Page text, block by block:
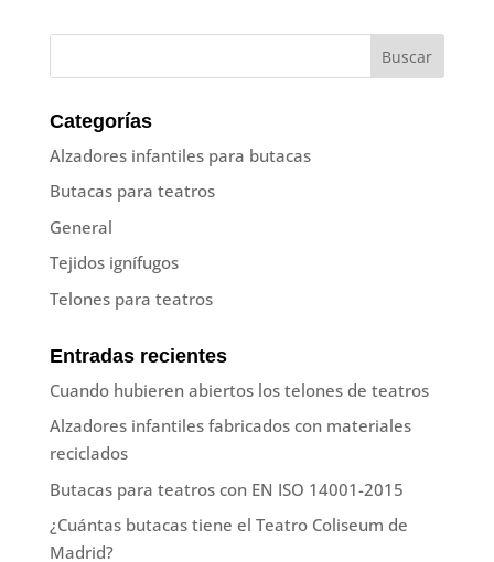
Categorías
Alzadores infantiles para butacas
Butacas para teatros
General
Tejidos ignífugos
Telones para teatros
Entradas recientes
Cuando hubieren abiertos los telones de teatros
Alzadores infantiles fabricados con materiales
reciclados
Butacas para teatros con EN ISO 14001-2015
¿Cuántas butacas tiene el Teatro Coliseum de
Madrid?